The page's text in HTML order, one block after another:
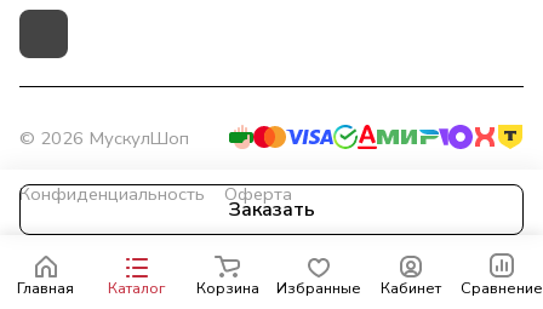
Заказать
Главная Каталог Корзина Избранные Кабинет Сравнение
© 2026 МускулШоп
Конфиденциальность Оферта